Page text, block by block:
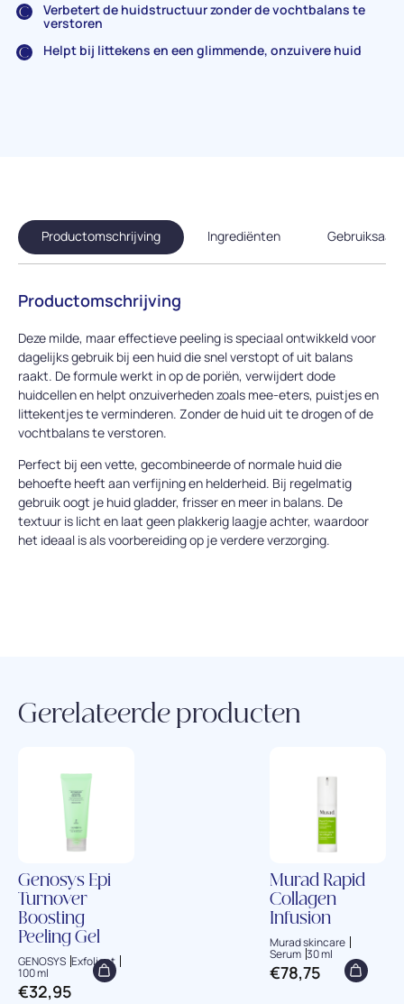
Verbetert de huidstructuur zonder de vochtbalans te
verstoren
Helpt bij littekens en een glimmende, onzuivere huid
Productomschrijving Ingrediënten
Productomschrijving
Deze milde, maar effectieve peeling is speciaal ontwikkeld voor
dagelijks gebruik bij een huid die snel verstopt of uit balans
raakt. De formule werkt in op de poriën, verwijdert dode
huidcellen en helpt onzuiverheden zoals mee-eters, puistjes en
littekentjes te verminderen. Zonder de huid uit te drogen of de
vochtbalans te verstoren.
Perfect bij een vette, gecombineerde of normale huid die
behoefte heeft aan verfijning en helderheid. Bij regelmatig
gebruik oogt je huid gladder, frisser en meer in balans. De
textuur is licht en laat geen plakkerig laagje achter, waardoor
het ideaal is als voorbereiding op je verdere verzorging.
Gerelateerde producten
Genosys Epi
Turnover
Boosting
Peeling Gel
GENOSYS Exfoliant
100 ml
€32,95
Murad Rapid
Collagen
Infusion
Murad skincare
Serum 30 ml
€78,75